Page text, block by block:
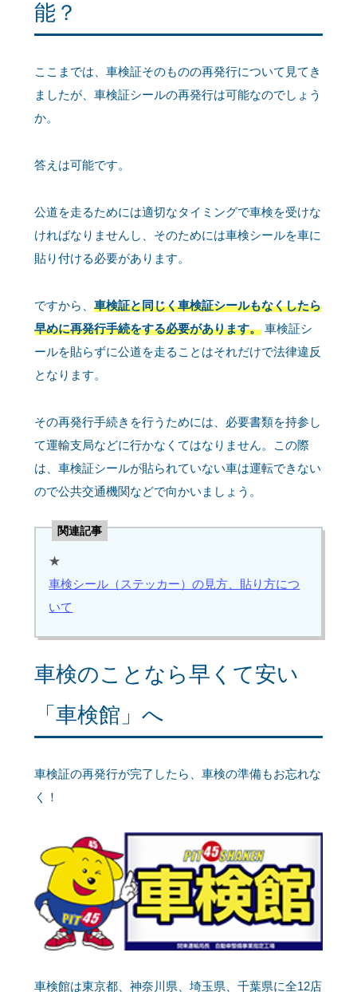
能？
ここまでは、車検証そのものの再発行について見てき
ましたが、車検証シールの再発行は可能なのでしょう
か。
答えは可能です。
公道を走るためには適切なタイミングで車検を受けな
ければなりませんし、そのためには車検シールを車に
貼り付ける必要があります。
ですから、 車検証と同じく車検証シールもなくしたら
早めに再発行手続をする必要があります。車検証シ
ールを貼らずに公道を走ることはそれだけで法律違反
となります。
その再発行手続きを行うためには、必要書類を持参し
て運輸支局などに行かなくてはなりません。この際
は、車検証シールが貼られていない車は運転できない
ので公共交通機関などで向かいましょう。
関連記事
★
車検シール（ステッカー）の見方、貼り方につ
いて
車検のことなら早くて安い
「車検館」へ
車検証の再発行が完了したら、車検の準備もお忘れな
く！
車検館は東京都、神奈川県、埼玉県、千葉県に全12店